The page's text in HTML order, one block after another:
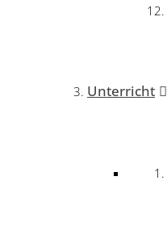
Unterricht